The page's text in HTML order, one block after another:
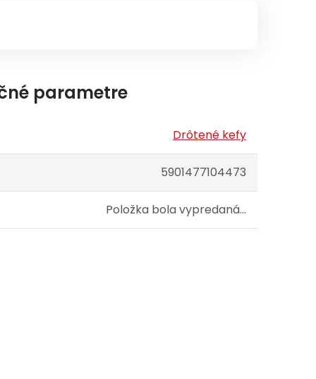
parametre
Drôtené kefy
5901477104473
Položka bola vypredaná…